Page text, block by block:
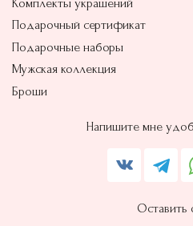
Комплекты украшений
Подарочный сертификат
Подарочные наборы
Мужская коллекция
Броши
Напишите мне
Оставить